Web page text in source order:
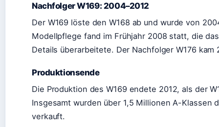
Nachfolger W169: 2004–2012
Der W169 löste den W168 ab und wurde von
Modellpflege fand im Frühjahr 2008 statt, die
Details überarbeitete. Der Nachfolger W176 kam
Produktionsende
Die Produktion des W169 endete 2012, als der
Insgesamt wurden über 1,5 Millionen A-Klassen
verkauft.